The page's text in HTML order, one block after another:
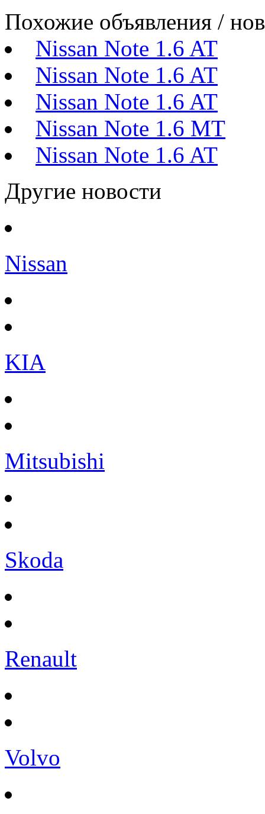
Похожие объявления /
Nissan Note 1.6 AT
Nissan Note 1.6 AT
Nissan Note 1.6 AT
Nissan Note 1.6 MT
Nissan Note 1.6 AT
Другие новости
Nissan
KIA
Mitsubishi
Skoda
Renault
Volvo